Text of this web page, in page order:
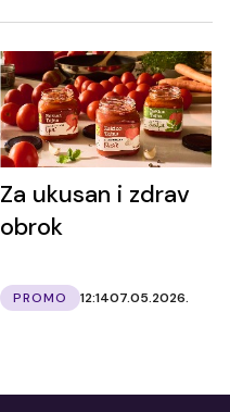
Za ukusan i zdrav
obrok
PROMO 12:1407.05.2026.